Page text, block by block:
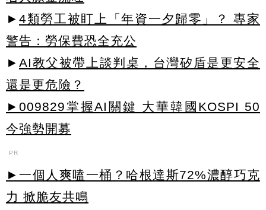
► 4類勞工被盯上「年資一夕歸零」？ 專家
警告：勞保費恐全充公
► AI教父被帶上談判桌，台灣矽盾是更安全
還是更危險？
►009829掌握AI關鍵 大華韓國KOSPI 50
今強勢開募
PR
►一個人爽嗑一桶？哈根達斯72%濃醇巧克
力 掀脆友共鳴